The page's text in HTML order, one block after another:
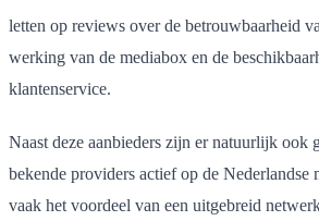
letten op reviews over de betrouwbaarheid
werking van de mediabox en de
klantenservice.
Naast deze aanbieders zijn er natuurlijk ook
bekende providers actief op de Nederlandse
vaak het voordeel van een uitgebreid